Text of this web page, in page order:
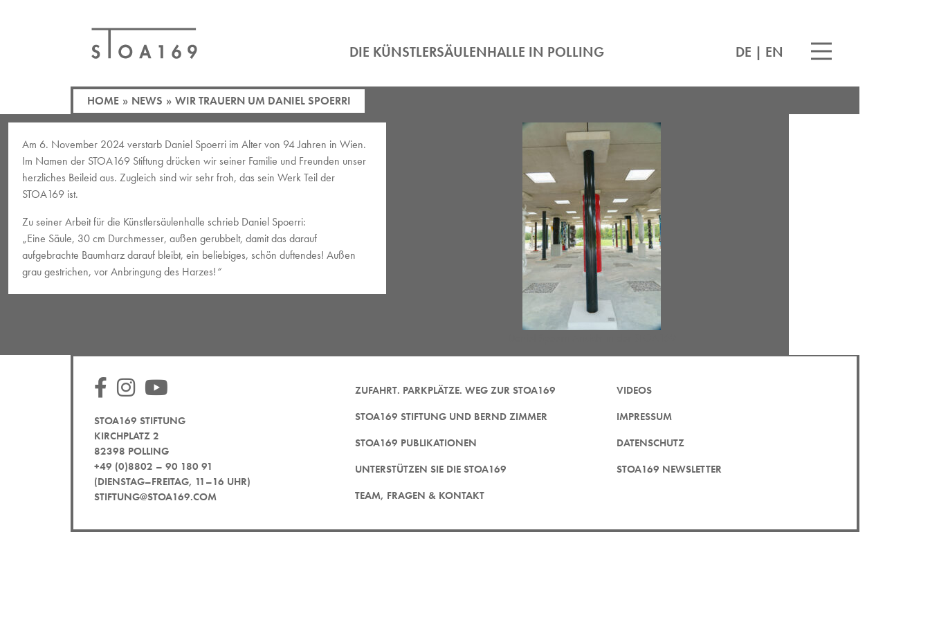
DIE KÜNSTLERSÄULENHALLE IN POLLING DE | EN
HOME » NEWS » WIR TRAUERN UM DANIEL SPOERRI
Am 6. November 2024 verstarb Daniel Spoerri im Alter von 94 Jahren in Wien.
Im Namen der STOA169 Stiftung drücken wir seiner Familie und Freunden unser
herzliches Beileid aus. Zugleich sind wir sehr froh, das sein Werk Teil der
STOA169 ist.
Zu seiner Arbeit für die Künstlersäulenhalle schrieb Daniel Spoerri:
„Eine Säule, 30 cm Durchmesser, außen gerubbelt, damit das darauf
aufgebrachte Baumharz darauf bleibt, ein beliebiges, schön duftendes! Außen
grau gestrichen, vor Anbringung des Harzes!“
STOA169 STIFTUNG
KIRCHPLATZ 2
82398 POLLING
+49 (0)8802 – 90 180 91
(DIENSTAG–FREITAG, 11–16 UHR)
STIFTUNG@STOA169.COM
ZUFAHRT. PARKPLÄTZE. WEG ZUR STOA169
STOA169 STIFTUNG UND BERND ZIMMER
STOA169 PUBLIKATIONEN
UNTERSTÜTZEN SIE DIE STOA169
TEAM, FRAGEN & KONTAKT
VIDEOS
IMPRESSUM
DATENSCHUTZ
STOA169 NEWSLETTER